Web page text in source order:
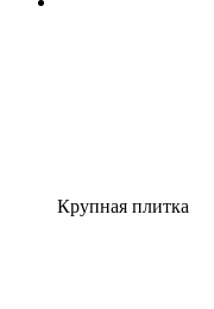
Крупная плитка